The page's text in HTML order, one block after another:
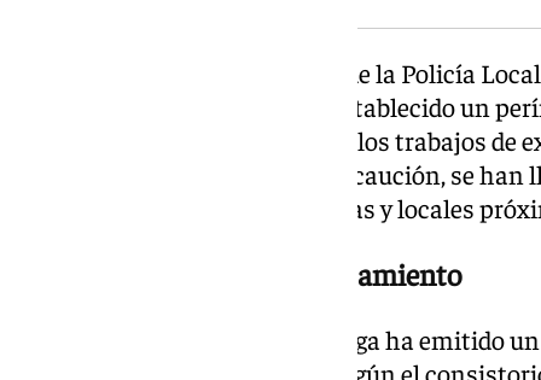
Junto a los bomberos, agentes de la Policía
Nacional y Guardia Civil han establecido un
recinto industrial para facilitar los trabajos de
población. Como medida de precaución, se han
preventivos en algunas viviendas y locales
Mensaje de calma del Ayuntamiento
El Ayuntamiento de Vélez-Málaga ha emitido
tranquilidad a la ciudadanía. Según el